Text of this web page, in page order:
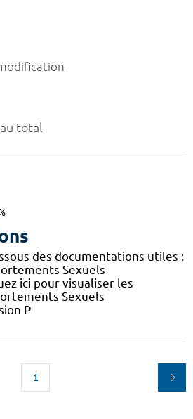
total
des documentations utiles :
Sexuels
ici pour visualiser les
Sexuels
P
1